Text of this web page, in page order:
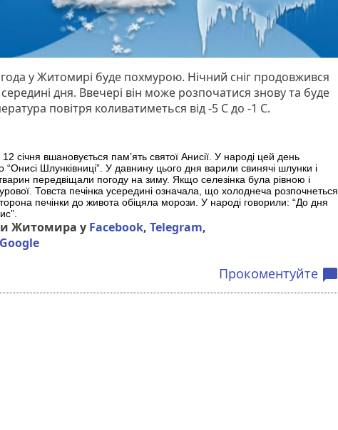
у Житомирі буде похмурою. Нічний сніг продовжився
дня. Ввечері він може розпочатися знову та буде
повітря коливатиметься від -5 С до -1 С.
12 січня вшановується пам’ять святої Анисії. У народі цей день
“Онисі Шлунківниці”. У давнину цього дня варили свинячі шлунки і
передвіщали погоду на зиму. Якщо селезінка була рівною і
Товста печінка усередині означала, що холоднеча розпочнеться
печінки до живота обіцяла морози. У народі говорили: “До дня
Житомира у Facebook,Telegram,
Google
Прокоментуйте chat_bubble